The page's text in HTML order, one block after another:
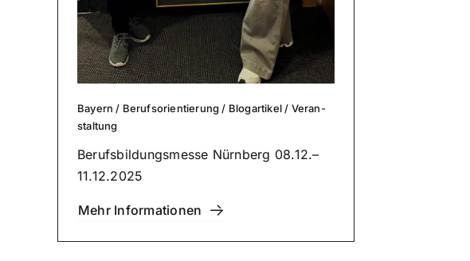
Bayern / Berufs­ori­en­tie­rung / Blog­ar­ti­kel/ Ver­an­
stal­tung
Berufs­bil­dungs­mes­se Nürnberg 08.12.–
11.12.2025
Mehr Infor­ma­tio­nen